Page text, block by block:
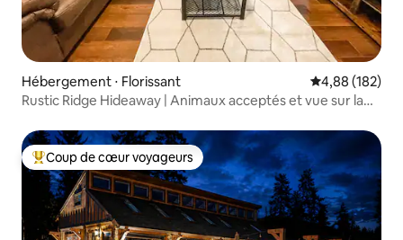
Hébergement ⋅ Florissant Évaluation
4,88 (182)
Rustic Ridge Hideaway | Animaux acceptés et vue sur la
Coups de cœur voyageurs les plus appréciés
Coup de cœur voyageurs